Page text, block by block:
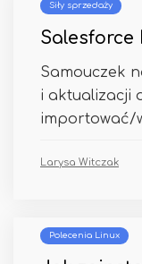
Siły sprzedaży
Salesforce
Samouczek
i aktualizacji
importować/
Larysa Witczak
Polecenia Linux